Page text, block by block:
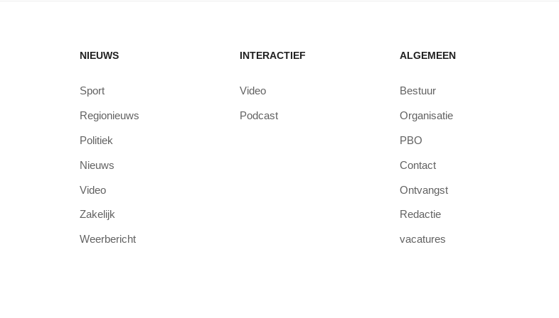
NIEUWS
Sport
Regionieuws
Politiek
Nieuws
Video
Zakelijk
Weerbericht
INTERACTIEF
Video
Podcast
ALGEMEEN
Bestuur
Organisatie
PBO
Contact
Ontvangst
Redactie
vacatures